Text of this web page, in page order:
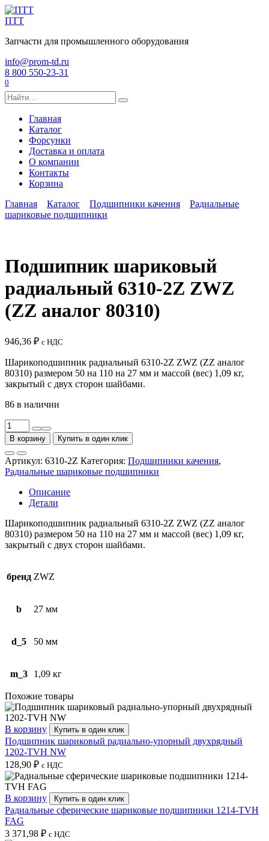
Перейти
к
ПТТ
Запчасти для промышленного оборудования
info@prom-td.ru
8 800 550-23-31
0
Search
for:
Главная
Каталог
Форсунки
Доставка и оплата
О компании
Контакты
Корзина
Главная
Каталог Подшипники качения
Радиальные
шариковые подшипники
Подшипник шариковый
радиальный 6310-2Z ZWZ
(ZZ аналог 80310)
946,36 ₽ с НДС
Шарикоподшипник радиальный 6310-2Z ZWZ (ZZ аналог
80310) размером 50 на 110 на 27 мм и массой (вес) 1,09 кг,
закрытый с двух сторон шайбами.
86 в наличии
Количество
товара
Подшипник
шариковый
радиальный
6310-
ZWZ
аналог
80310)
В корзину Купить в один клик
Артикул: 6310-2Z Категория: Подшипники качения,
Радиальные шариковые подшипники
Описание
Детали
Шарикоподшипник радиальный 6310-2Z ZWZ (ZZ аналог
80310) размером 50 на 110 на 27 мм и массой (вес) 1,09 кг,
закрытый с двух сторон шайбами.
бренд ZWZ
b 27 мм
d_5 50 мм
m_3 1,09 кг
Похожие товары
В корзину Купить в один клик
Подшипник шариковый радиально-упорный двухрядный
1202-TVH NW
128,90 ₽ с НДС
В корзину Купить в один клик
Радиальные сферические шариковые подшипники 1214-TVH
FAG
3 371,98 ₽ с НДС